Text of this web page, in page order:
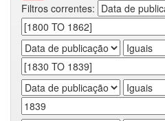
Filtros correntes: